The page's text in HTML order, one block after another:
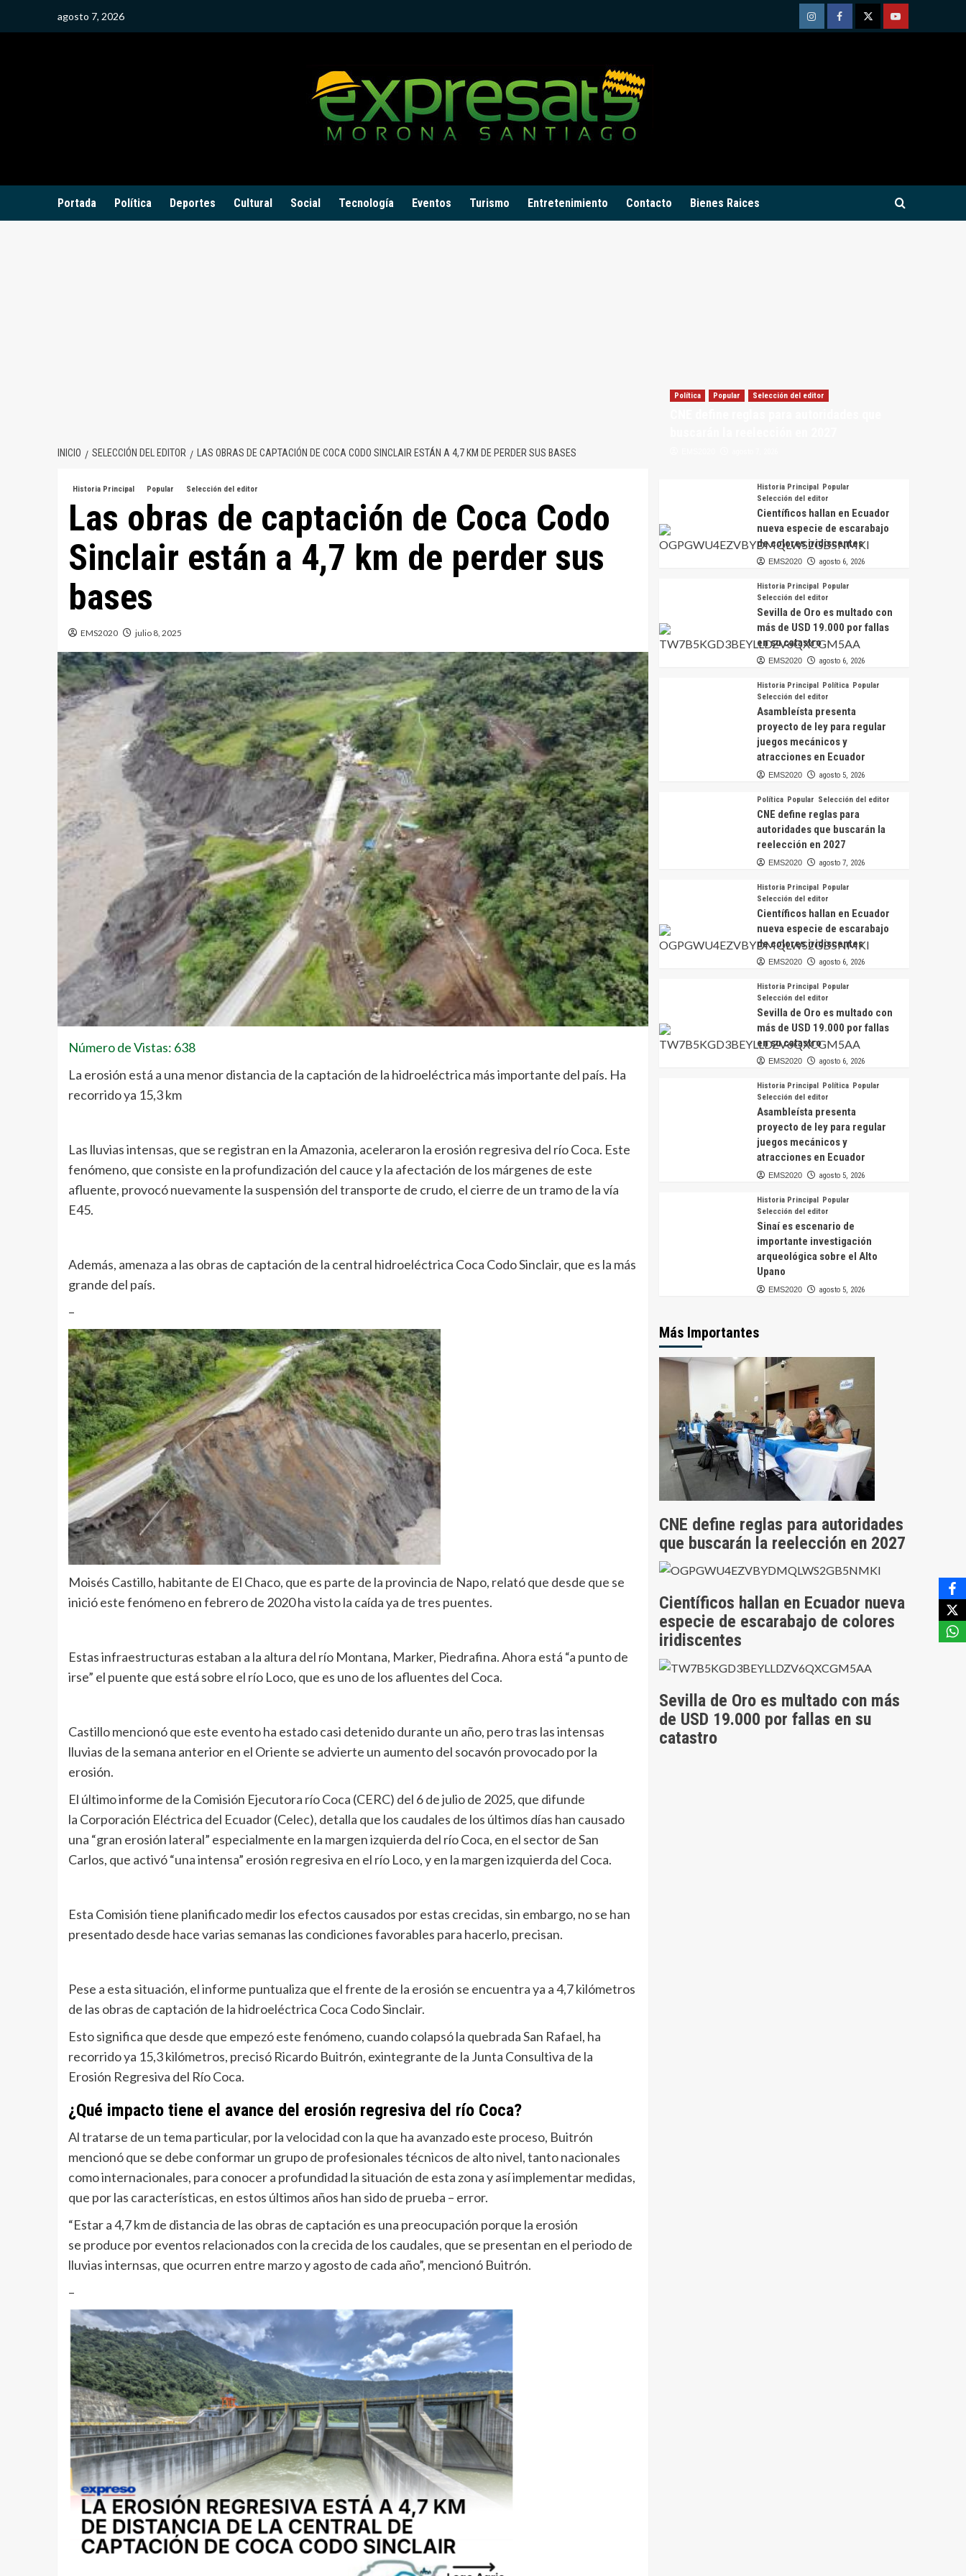
agosto 7, 2026
InstagramFacebookTwitterYoutube
Portada Política Deportes Cultural Social Tecnología Eventos Turismo Entretenimiento Contacto Bienes Raices
INICIO SELECCIÓN DEL EDITOR LAS OBRAS DE CAPTACIÓN DE COCA CODO SINCLAIR ESTÁN A 4,7 KM DE PERDER SUS BASES
Historia Principal Popular Selección del editor
Las obras de captación de Coca Codo
Sinclair están a 4,7 km de perder sus
bases
EMS2020 julio 8, 2025
Número de Vistas: 638
La erosión está a una menor distancia de la captación de la hidroeléctrica más importante del país. Ha
recorrido ya 15,3 km
Las lluvias intensas, que se registran en la Amazonia, aceleraron la erosión regresiva del río Coca. Este
fenómeno, que consiste en la profundización del cauce y la afectación de los márgenes de este
afluente, provocó nuevamente la suspensión del transporte de crudo, el cierre de un tramo de la vía
E45.
Además, amenaza a las obras de captación de la central hidroeléctrica Coca Codo Sinclair, que es la más
grande del país.
–
Moisés Castillo, habitante de El Chaco, que es parte de la provincia de Napo, relató que desde que se
inició este fenómeno en febrero de 2020 ha visto la caída ya de tres puentes.
Estas infraestructuras estaban a la altura del río Montana, Marker, Piedrafina. Ahora está “a punto de
irse” el puente que está sobre el río Loco, que es uno de los afluentes del Coca.
Castillo mencionó que este evento ha estado casi detenido durante un año, pero tras las intensas
lluvias de la semana anterior en el Oriente se advierte un aumento del socavón provocado por la
erosión.
El último informe de la Comisión Ejecutora río Coca (CERC) del 6 de julio de 2025, que difunde
la Corporación Eléctrica del Ecuador (Celec), detalla que los caudales de los últimos días han causado
una “gran erosión lateral” especialmente en la margen izquierda del río Coca, en el sector de San
Carlos, que activó “una intensa” erosión regresiva en el río Loco, y en la margen izquierda del Coca.
Esta Comisión tiene planificado medir los efectos causados por estas crecidas, sin embargo, no se han
presentado desde hace varias semanas las condiciones favorables para hacerlo, precisan.
Pese a esta situación, el informe puntualiza que el frente de la erosión se encuentra ya a 4,7 kilómetros
de las obras de captación de la hidroeléctrica Coca Codo Sinclair.
Esto significa que desde que empezó este fenómeno, cuando colapsó la quebrada San Rafael, ha
recorrido ya 15,3 kilómetros, precisó Ricardo Buitrón, exintegrante de la Junta Consultiva de la
Erosión Regresiva del Río Coca.
¿Qué impacto tiene el avance del erosión regresiva del río Coca?
Al tratarse de un tema particular, por la velocidad con la que ha avanzado este proceso, Buitrón
mencionó que se debe conformar un grupo de profesionales técnicos de alto nivel, tanto nacionales
como internacionales, para conocer a profundidad la situación de esta zona y así implementar medidas,
que por las características, en estos últimos años han sido de prueba – error.
“Estar a 4,7 km de distancia de las obras de captación es una preocupación porque la erosión
se produce por eventos relacionados con la crecida de los caudales, que se presentan en el periodo de
lluvias internsas, que ocurren entre marzo y agosto de cada año”, mencionó Buitrón.
–
Política Popular Selección del editor
Historia Principal Popular
Selección del editor
Científicos hallan en Ecuador
nueva especie de escarabajo
de colores iridiscentes
EMS2020 agosto 6, 2026
Historia Principal Popular
Selección del editor
Sevilla de Oro es multado con
más de USD 19.000 por fallas
en su catastro
EMS2020 agosto 6, 2026
Historia Principal Política Popular
Selección del editor
Asambleísta presenta
proyecto de ley para regular
juegos mecánicos y
atracciones en Ecuador
EMS2020 agosto 5, 2026
Política Popular Selección del editor
CNE define reglas para
autoridades que buscarán la
reelección en 2027
EMS2020 agosto 7, 2026
Historia Principal Popular
Selección del editor
Científicos hallan en Ecuador
nueva especie de escarabajo
de colores iridiscentes
EMS2020 agosto 6, 2026
Historia Principal Popular
Selección del editor
Sevilla de Oro es multado con
más de USD 19.000 por fallas
en su catastro
EMS2020 agosto 6, 2026
Historia Principal Política Popular
Selección del editor
Asambleísta presenta
proyecto de ley para regular
juegos mecánicos y
atracciones en Ecuador
EMS2020 agosto 5, 2026
Historia Principal Popular
Selección del editor
Sinaí es escenario de
importante investigación
arqueológica sobre el Alto
Upano
EMS2020 agosto 5, 2026
Más Importantes
CNE define reglas para autoridades
que buscarán la reelección en 2027
Científicos hallan en Ecuador nueva
especie de escarabajo de colores
iridiscentes
Sevilla de Oro es multado con más
de USD 19.000 por fallas en su
catastro